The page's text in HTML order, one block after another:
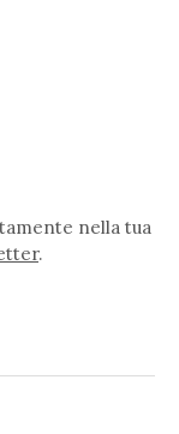
nella tua
.